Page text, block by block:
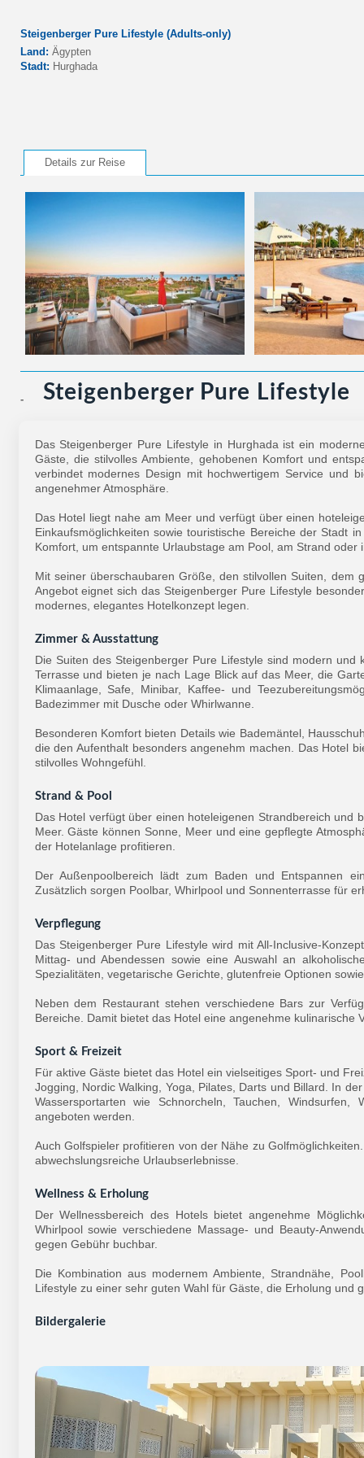
Steigenberger Pure Lifestyle (Adults-only)
Land: Ägypten
Stadt: Hurghada
Details zur Reise
- Steigenberger Pure Lifestyle
Das Steigenberger Pure Lifestyle in Hurghada ist ein
Gäste, die stilvolles Ambiente, gehobenen Komfort und
verbindet modernes Design mit hochwertigem Service und
angenehmer Atmosphäre.
Das Hotel liegt nahe am Meer und verfügt über einen
Einkaufsmöglichkeiten sowie touristische Bereiche der Stadt
Komfort, um entspannte Urlaubstage am Pool, am Strand oder
Mit seiner überschaubaren Größe, den stilvollen Suiten, dem
Angebot eignet sich das Steigenberger Pure Lifestyle
modernes, elegantes Hotelkonzept legen.
Zimmer & Ausstattung
Die Suiten des Steigenberger Pure Lifestyle sind modern
Terrasse und bieten je nach Lage Blick auf das Meer, die
Klimaanlage, Safe, Minibar, Kaffee- und
Badezimmer mit Dusche oder Whirlwanne.
Besonderen Komfort bieten Details wie Bademäntel,
die den Aufenthalt besonders angenehm machen. Das Hotel
stilvolles Wohngefühl.
Strand & Pool
Das Hotel verfügt über einen hoteleigenen Strandbereich und
Meer. Gäste können Sonne, Meer und eine gepflegte
der Hotelanlage profitieren.
Der Außenpoolbereich lädt zum Baden und Entspannen
Zusätzlich sorgen Poolbar, Whirlpool und Sonnenterrasse für
Verpflegung
Das Steigenberger Pure Lifestyle wird mit All-Inclusive-
Mittag- und Abendessen sowie eine Auswahl an
Spezialitäten, vegetarische Gerichte, glutenfreie Optionen
Neben dem Restaurant stehen verschiedene Bars zur
Bereiche. Damit bietet das Hotel eine angenehme kulinarische
Sport & Freizeit
Für aktive Gäste bietet das Hotel ein vielseitiges Sport- und
Jogging, Nordic Walking, Yoga, Pilates, Darts und Billard. In
Wassersportarten wie Schnorcheln, Tauchen,
angeboten werden.
Auch Golfspieler profitieren von der Nähe zu
abwechslungsreiche Urlaubserlebnisse.
Wellness & Erholung
Der Wellnessbereich des Hotels bietet angenehme
Whirlpool sowie verschiedene Massage- und Beauty-
gegen Gebühr buchbar.
Die Kombination aus modernem Ambiente, Strandnähe,
Lifestyle zu einer sehr guten Wahl für Gäste, die Erholung
Bildergalerie